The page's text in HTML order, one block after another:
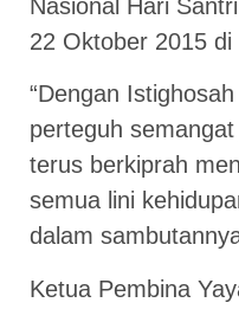
Nasional Hari
22 Oktober 2015
“Dengan
perteguh
terus berkiprah
semua lini
dalam
Ketua Pembina